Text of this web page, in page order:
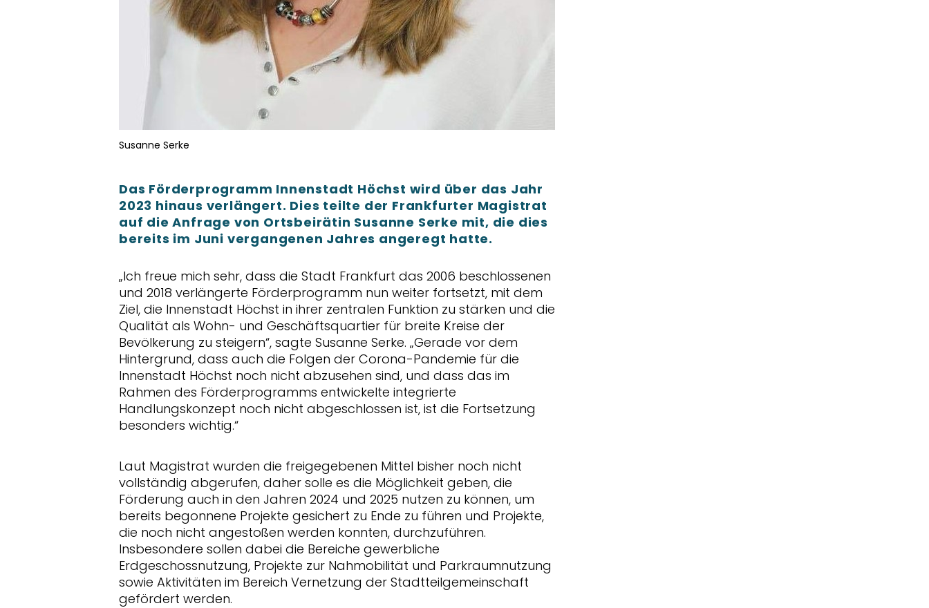
Susanne Serke
Das Förderprogramm Innenstadt Höchst wird über das Jahr
2023 hinaus verlängert. Dies teilte der Frankfurter Magistrat
auf die Anfrage von Ortsbeirätin Susanne Serke mit, die dies
bereits im Juni vergangenen Jahres angeregt hatte.
Ich freue mich sehr, dass die Stadt Frankfurt das 2006 beschlossenen
und 2018 verlängerte Förderprogramm nun weiter fortsetzt, mit dem
Ziel, die Innenstadt Höchst in ihrer zentralen Funktion zu stärken und die
Qualität als Wohn- und Geschäftsquartier für breite Kreise der
Bevölkerung zu steigern“, sagte Susanne Serke. „Gerade vor dem
Hintergrund, dass auch die Folgen der Corona-Pandemie für die
Innenstadt Höchst noch nicht abzusehen sind, und dass das im
Rahmen des Förderprogramms entwickelte integrierte
Handlungskonzept noch nicht abgeschlossen ist, ist die Fortsetzung
besonders wichtig.“
Laut Magistrat wurden die freigegebenen Mittel bisher noch nicht
vollständig abgerufen, daher solle es die Möglichkeit geben, die
Förderung auch in den Jahren 2024 und 2025 nutzen zu können, um
bereits begonnene Projekte gesichert zu Ende zu führen und Projekte,
die noch nicht angestoßen werden konnten, durchzuführen.
Insbesondere sollen dabei die Bereiche gewerbliche
Erdgeschossnutzung, Projekte zur Nahmobilität und Parkraumnutzung
sowie Aktivitäten im Bereich Vernetzung der Stadtteilgemeinschaft
gefördert werden.